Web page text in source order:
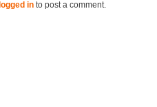
logged in to post a comment.